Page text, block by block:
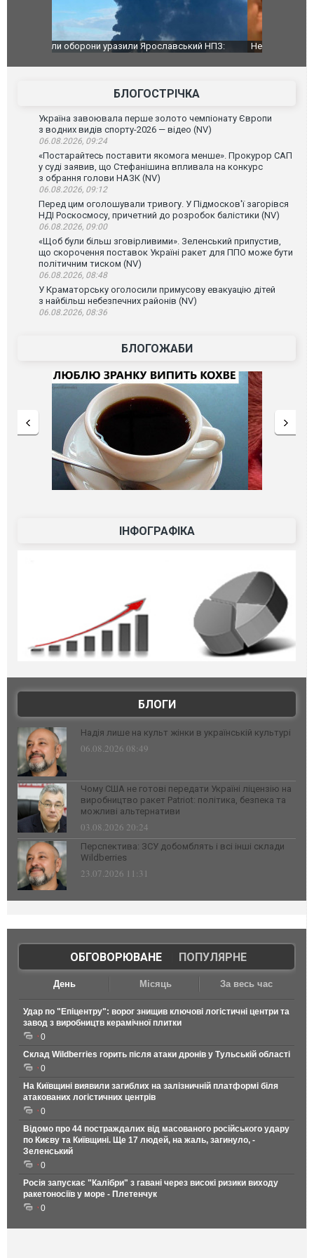
Неймар влаштував конфлікт після перемоги
Мудрик
БЛОГОСТРІЧКА
Україна завоювала перше золото чемпіонату Європи
з водних видів спорту-2026 — відео (NV)
06.08.2026, 09:24
«Постарайтесь поставити якомога менше». Прокурор САП
у суді заявив, що Стефанішина впливала на конкурс
з обрання голови НАЗК (NV)
06.08.2026, 09:12
Перед цим оголошували тривогу. У Підмосков'ї загорівся
НДІ Роскосмосу, причетний до розробок балістики (NV)
06.08.2026, 09:00
«Щоб були більш зговірливими». Зеленський припустив,
що скорочення поставок Україні ракет для ППО може бути
політичним тиском (NV)
06.08.2026, 08:48
У Краматорську оголосили примусову евакуацію дітей
з найбільш небезпечних районів (NV)
06.08.2026, 08:36
БЛОГОЖАБИ
ІНФОГРАФІКА
БЛОГИ
Надія лише на культ жінки в українській культурі
06.08.2026 08:49
Чому США не готові передати Україні ліцензію на
виробництво ракет Patriot: політика, безпека та
можливі альтернативи
03.08.2026 20:24
Перспектива: ЗСУ добомблять і всі інші склади
Wildberries
23.07.2026 11:31
ОБГОВОРЮВАНЕ| ПОПУЛЯРНЕ
День Місяць За весь час
Удар по "Епіцентру": ворог знищив ключові логістичні центри та
завод з виробництв керамічної плитки
0
Склад Wildberries горить після атаки дронів у Тульській області
0
На Київщині виявили загиблих на залізничній платформі біля
атакованих логістичних центрів
0
Відомо про 44 постраждалих від масованого російського удару
по Києву та Київщині. Ще 17 людей, на жаль, загинуло, -
Зеленський
0
Росія запускає "Калібри" з гавані через високі ризики виходу
ракетоносіїв у море - Плетенчук
0